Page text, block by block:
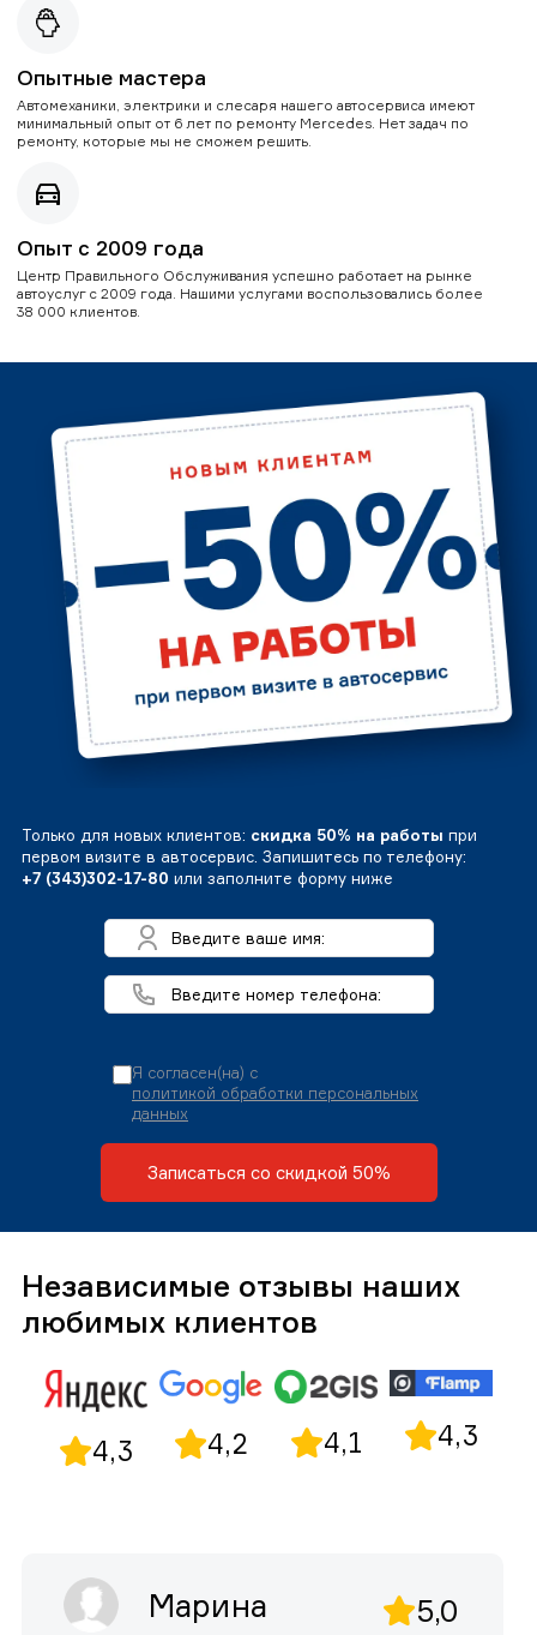
Опытные мастера
Автомеханики, электрики и слесаря нашего автосервиса имеют
минимальный опыт от 6 лет по ремонту Mercedes. Нет задач по
ремонту, которые мы не сможем решить.
Опыт с 2009 года
Центр Правильного Обслуживания успешно работает на рынке
автоуслуг с 2009 года. Нашими услугами воспользовались более
38 000 клиентов.
Только для новых клиентов: скидка 50% на работы при
первом визите в автосервис. Запишитесь по телефону:
+7 (343)302-17-80 или заполните форму ниже
Я согласен(на) с
политикой обработки персональных
данных
Записаться со скидкой 50%
Независимые отзывы наших
любимых клиентов
4,3 4,2 4,1 4,3
Марина 5,0